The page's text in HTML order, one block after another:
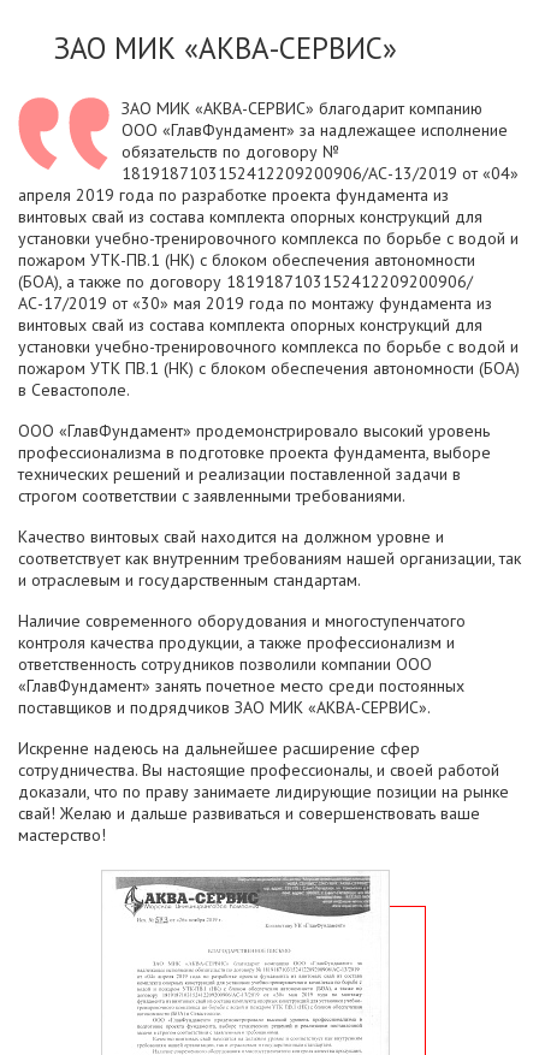
ЗАО МИК «АКВА-СЕРВИС»
ЗАО МИК «АКВА-СЕРВИС» благодарит компанию
ООО «ГлавФундамент» за надлежащее исполнение
обязательств по договору №
1819187103152412209200906/АС-13/2019 от «04»
апреля 2019 года по разработке проекта фундамента из
винтовых свай из состава комплекта опорных конструкций для
установки учебно-тренировочного комплекса по борьбе с водой и
пожаром УТК-ПВ.1 (НК) с блоком обеспечения автономности
(БОА), а также по договору 1819187103152412209200906/
АС-17/2019 от «30» мая 2019 года по монтажу фундамента из
винтовых свай из состава комплекта опорных конструкций для
установки учебно-тренировочного комплекса по борьбе с водой и
пожаром УТК ПВ.1 (НК) с блоком обеспечения автономности (БОА)
в Севастополе.
ООО «ГлавФундамент» продемонстрировало высокий уровень
профессионализма в подготовке проекта фундамента, выборе
технических решений и реализации поставленной задачи в
строгом соответствии с заявленными требованиями.
Качество винтовых свай находится на должном уровне и
соответствует как внутренним требованиям нашей организации, так
и отраслевым и государственным стандартам.
Наличие современного оборудования и многоступенчатого
контроля качества продукции, а также профессионализм и
ответственность сотрудников позволили компании ООО
«ГлавФундамент» занять почетное место среди постоянных
поставщиков и подрядчиков ЗАО МИК «АКВА-СЕРВИС».
Искренне надеюсь на дальнейшее расширение сфер
сотрудничества. Вы настоящие профессионалы, и своей работой
доказали, что по праву занимаете лидирующие позиции на рынке
свай! Желаю и дальше развиваться и совершенствовать ваше
мастерство!